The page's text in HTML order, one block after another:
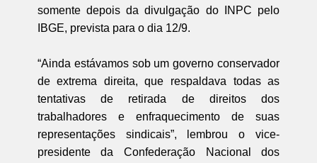
somente depois da divulgação do INPC pelo
IBGE, prevista para o dia 12/9.
“Ainda estávamos sob um governo conservador
de extrema direita, que respaldava todas as
tentativas de retirada de direitos dos
trabalhadores e enfraquecimento de suas
representações sindicais”, lembrou o vice-
presidente da Confederação Nacional dos